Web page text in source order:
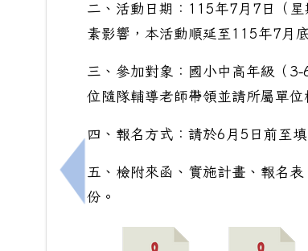
上一筆：轉知教育部國民及學前教
二、活動日期：115年7月7日（
素影響，本活動順延至115年7月
三、參加對象：國小中高年級（
位隨隊輔導老師帶領並請所屬單位
四、報名方式：請於6月5日前至
五、檢附來函、實施計畫、報名
份。